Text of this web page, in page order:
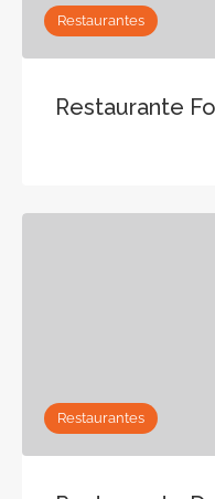
Restaurantes
Restaurante
Restaurantes